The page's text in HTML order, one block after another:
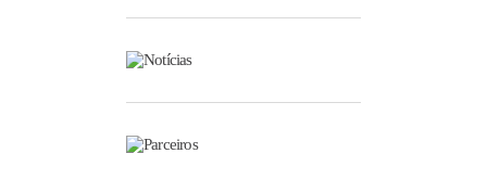
Notícias
Parceiros